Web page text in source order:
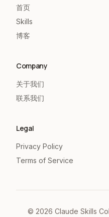
首页
Skills
博客
Company
关于我们
联系我们
Legal
Privacy Policy
Terms of Service
© 2026 Claude Skills